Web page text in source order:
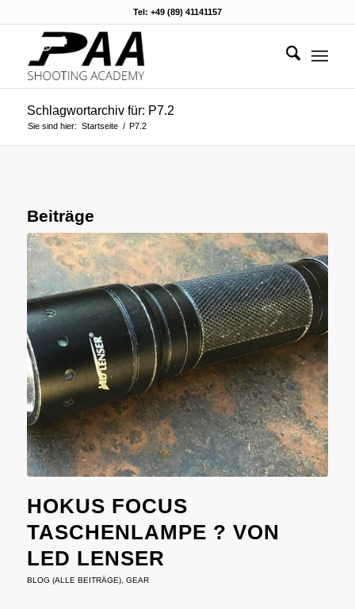
Tel: +49 (89) 41141157
Schlagwortarchiv für: P7.2
Sie sind hier: Startseite / P7.2
Beiträge
HOKUS FOCUS
TASCHENLAMPE ? VON
LED LENSER
BLOG (ALLE BEITRÄGE), GEAR